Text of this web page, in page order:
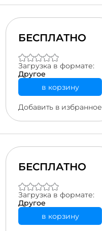
БЕСПЛАТНО
Загрузка в формате:
Другое
в корзину
Добавить в избранное
БЕСПЛАТНО
Загрузка в формате:
Другое
в корзину